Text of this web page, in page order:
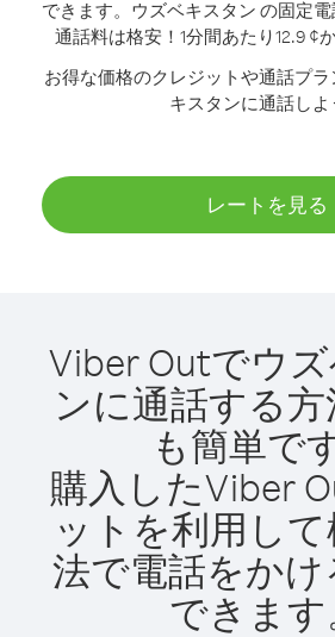
できます。 ウズベキスタン の固定
通話料は格安！1分間あたり12.9 ¢
お得な価格のクレジットや通話プ
キスタンに通話しよ
レートを見る
Viber Outでウ
ンに通話する
も簡単です
購入したViber
ットを利用し
法で電話をか
できます